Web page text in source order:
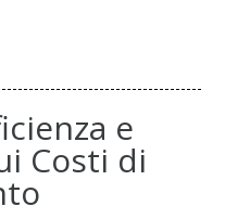
e
Costi di